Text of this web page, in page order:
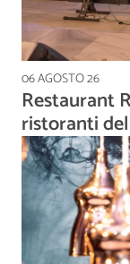
06 AGOSTO 26
Restaurant
ristoranti